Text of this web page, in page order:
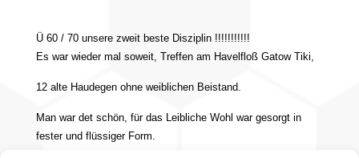
Ü 60 / 70 unsere zweit beste Disziplin !!!!!!!!!!!
Es war wieder mal soweit, Treffen am Havelfloß Gatow Tiki,
12 alte Haudegen ohne weiblichen Beistand.
Man war det schön, für das Leibliche Wohl war gesorgt in
fester und flüssiger Form.